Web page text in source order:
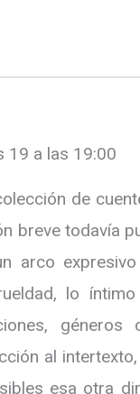
19 a las 19:00
de
breve todavía
arco
lo
al
esa otra